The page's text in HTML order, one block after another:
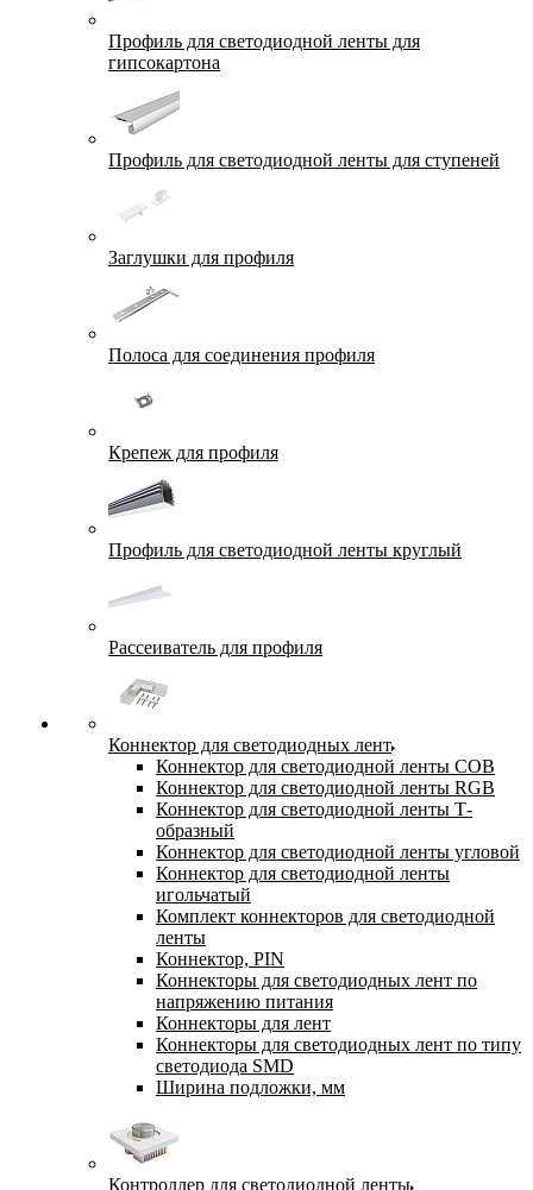
Профиль для светодиодной ленты для
гипсокартона
Профиль для светодиодной ленты для ступеней
Заглушки для профиля
Полоса для соединения профиля
Крепеж для профиля
Профиль для светодиодной ленты круглый
Рассеиватель для профиля
Коннектор для светодиодных лент
Коннектор для светодиодной ленты COB
Коннектор для светодиодной ленты RGB
Коннектор для светодиодной ленты Т-
образный
Коннектор для светодиодной ленты угловой
Коннектор для светодиодной ленты
игольчатый
Комплект коннекторов для светодиодной
ленты
Коннектор, PIN
Коннекторы для светодиодных лент по
напряжению питания
Коннекторы для лент
Коннекторы для светодиодных лент по типу
светодиода SMD
Ширина подложки, мм
Контроллер для светодиодной ленты